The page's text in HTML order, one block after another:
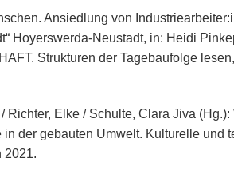
Ansiedlung von
Hoyerswerda-Neustadt, in: Heidi
Strukturen der Tagebaufolge
Richter, Elke / Schulte, Clara Jiva (Hg.):
der gebauten Umwelt. Kulturelle und
2021.